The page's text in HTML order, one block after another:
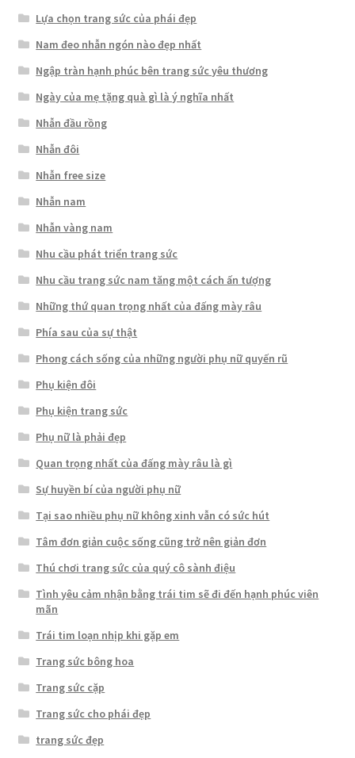
Lựa chọn trang sức của phái đẹp
Nam đeo nhẫn ngón nào đẹp nhất
Ngập tràn hạnh phúc bên trang sức yêu thương
Ngày của mẹ tặng quà gì là ý nghĩa nhất
Nhẫn đầu rồng
Nhẫn đôi
Nhẫn free size
Nhẫn nam
Nhẫn vàng nam
Nhu cầu phát triển trang sức
Nhu cầu trang sức nam tăng một cách ấn tượng
Những thứ quan trọng nhất của đấng mày râu
Phía sau của sự thật
Phong cách sống của những người phụ nữ quyến rũ
Phụ kiện đôi
Phụ kiện trang sức
Phụ nữ là phải đẹp
Quan trọng nhất của đấng mày râu là gì
Sự huyền bí của người phụ nữ
Tại sao nhiều phụ nữ không xinh vẫn có sức hút
Tâm đơn giản cuộc sống cũng trở nên giản đơn
Thú chơi trang sức của quý cô sành điệu
Tình yêu cảm nhận bằng trái tim sẽ đi đến hạnh phúc viên
mãn
Trái tim loạn nhịp khi gặp em
Trang sức bông hoa
Trang sức cặp
Trang sức cho phái đẹp
trang sức đẹp